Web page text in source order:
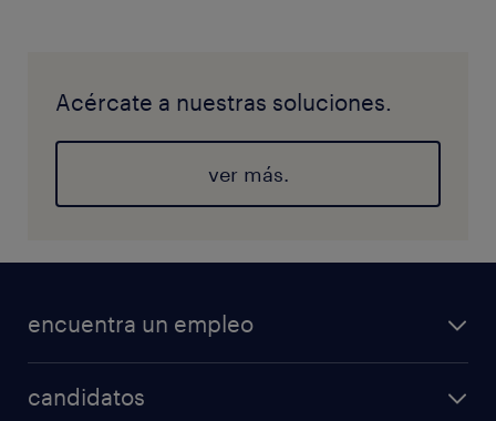
Acércate a nuestras soluciones.
ver más.
encuentra un empleo
candidatos